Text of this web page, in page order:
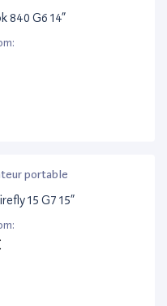
840 G6 14”
portable
15 G7 15”